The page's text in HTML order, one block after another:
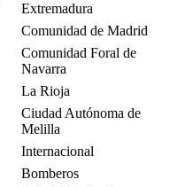
Extremadura
Comunidad de Madrid
Comunidad Foral de
Navarra
La Rioja
Ciudad Autónoma de
Melilla
Internacional
Bomberos